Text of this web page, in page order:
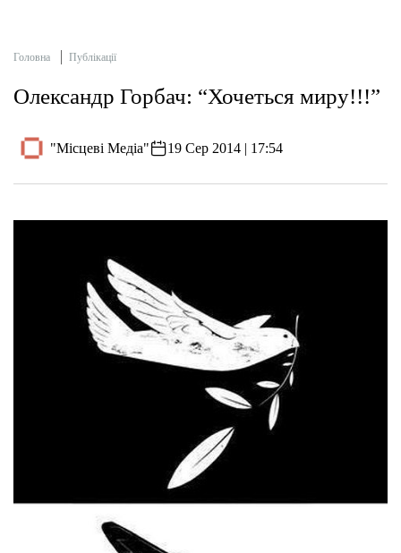
Головна Публікації
Олександр Горбач: “Хочеться миру!!!”
"Місцеві Медіа" 19 Сер 2014 | 17:54